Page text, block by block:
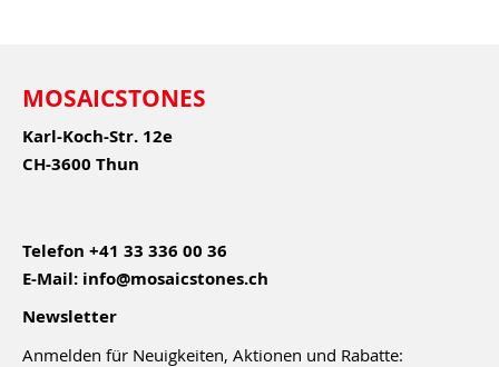
MOSAICSTONES
Karl-Koch-Str. 12e
CH-3600 Thun
Telefon +41 33 336 00 36
E-Mail: info@mosaicstones.ch
Newsletter
Anmelden für Neuigkeiten, Aktionen und Rabatte: